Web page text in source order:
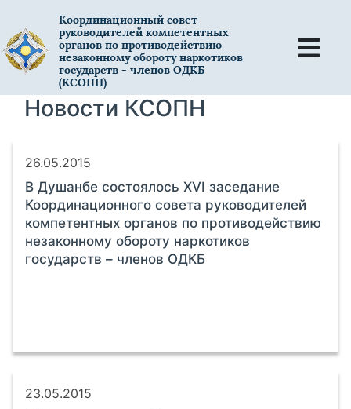
Координационный совет
руководителей компетентных
органов по противодействию
незаконному обороту наркотиков
государств - членов ОДКБ
(КСОПН)
Новости КСОПН
26.05.2015
В Душанбе состоялось XVI заседание
Координационного совета руководителей
компетентных органов по противодействию
незаконному обороту наркотиков
государств – членов ОДКБ
23.05.2015